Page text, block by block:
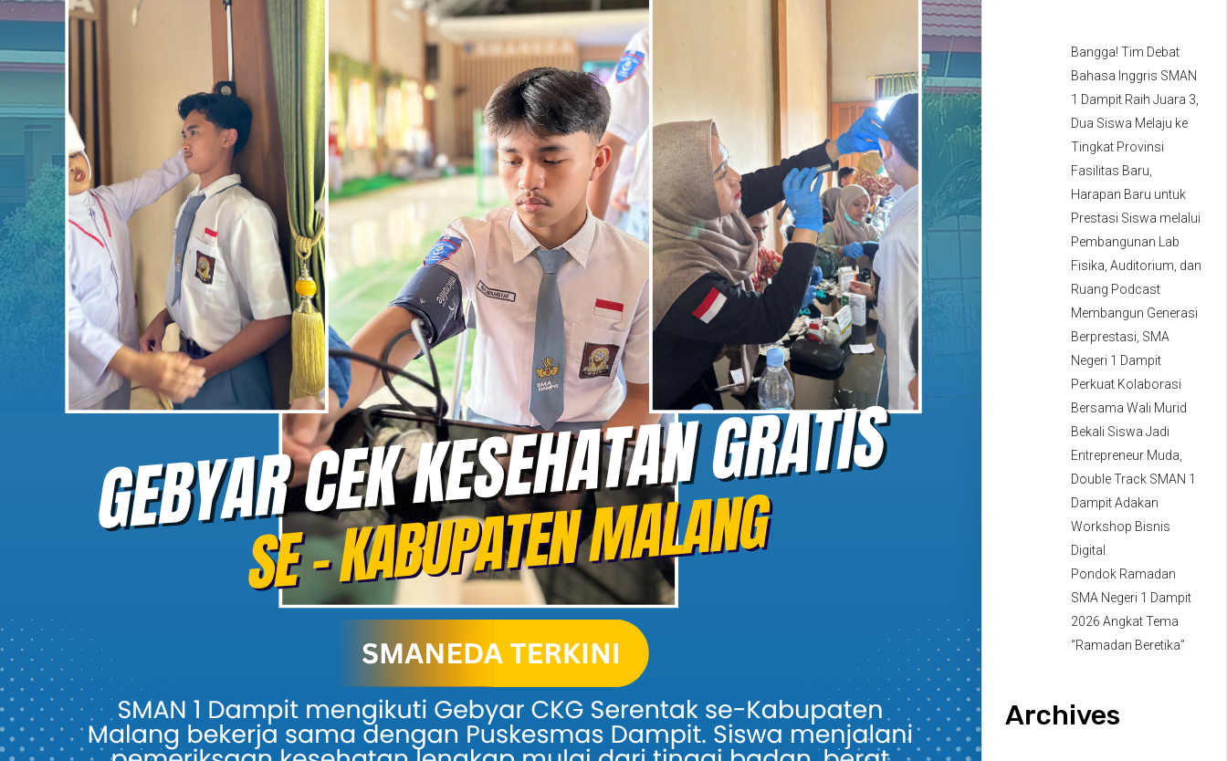
Bangga! Tim Debat
Bahasa Inggris SMAN
1 Dampit Raih Juara 3,
Dua Siswa Melaju ke
Tingkat Provinsi
Fasilitas Baru,
Harapan Baru untuk
Prestasi Siswa melalui
Pembangunan Lab
Fisika, Auditorium, dan
Ruang Podcast
Membangun Generasi
Berprestasi, SMA
Negeri 1 Dampit
Perkuat Kolaborasi
Bersama Wali Murid
Bekali Siswa Jadi
Entrepreneur Muda,
Double Track SMAN 1
Dampit Adakan
Workshop Bisnis
Digital
Pondok Ramadan
SMA Negeri 1 Dampit
2026 Angkat Tema
“Ramadan Beretika”
Archives